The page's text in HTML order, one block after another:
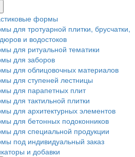
формы
для тротуарной плитки, брусчатки,
и водостоков
для ритуальной тематики
для заборов
для облицовочных материалов
для ступеней лестницы
для парапетных плит
для тактильной плитки
для архитектурных элементов
для бетонных подоконников
для специальной продукции
под индивидуальный заказ
и добавки